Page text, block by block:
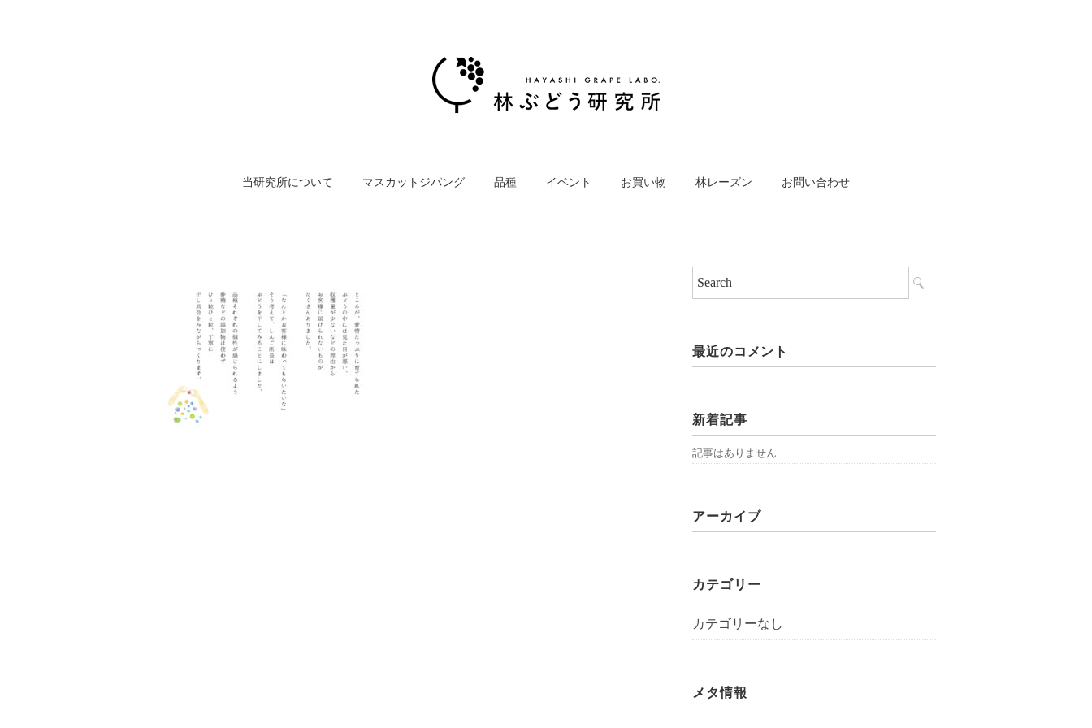
当研究所について マスカットジパング 品種 イベント お買い物 林レーズン お問い合わせ
最近のコメント
新着記事
記事はありません
アーカイブ
カテゴリー
カテゴリーなし
メタ情報